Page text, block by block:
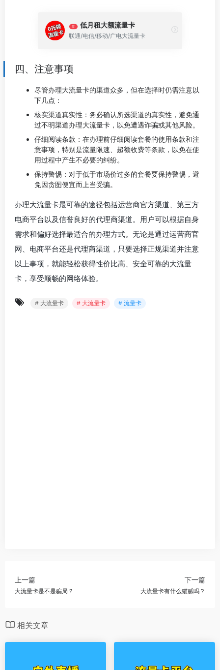
荐 低月租大额流量卡
联通/电信/移动/广电大流量卡
四、注意事项
尽管办理大流量卡的渠道众多，但在选择时仍需注意以
下几点：
核实渠道真实性：务必确认所选渠道的真实性，避免通
过不明渠道办理大流量卡，以免遭遇诈骗或其他风险。
仔细阅读条款：在办理前仔细阅读套餐的使用条款和注
意事项，特别是流量限速、超额收费等条款，以免在使
用过程中产生不必要的纠纷。
保持警惕：对于低于市场价过多的套餐要保持警惕，避
免因贪图便宜而上当受骗。
办理大流量卡最可靠的途径包括运营商官方渠道、第三方
电商平台以及信誉良好的代理商渠道。用户可以根据自身
需求和偏好选择最适合的办理方式。无论是通过运营商官
网、电商平台还是代理商渠道，只要选择正规渠道并注意
以上事项，就能轻松获得性价比高、安全可靠的大流量
卡，享受顺畅的网络体验。
# 大流量卡 # 大流量卡 # 流量卡
上一篇
大流量卡是不是骗局？
下一篇
大流量卡有什么猫腻吗？
相关文章